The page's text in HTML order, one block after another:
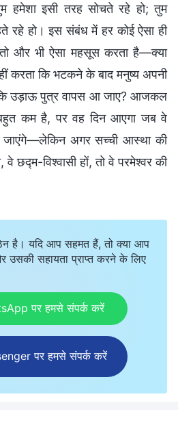
हमेशा इसी तरह सोचते रहे हो; तुम
रहे हो। इस संबंध में हर कोई ऐसा ही
और भी ऐसा महसूस करता है—क्या
करता कि भटकने के बाद मनुष्य अपनी
कि उड़ाऊ पुत्र वापस आ जाए? आजकल
कम है, पर वह दिन आएगा जब वे
जाएंगे—लेकिन अगर सच्ची आस्था की
छद्म-विश्वासी हों, तो वे परमेश्वर की
है। यदि आप सहमत हैं, तो क्या आप
उसकी सहायता प्राप्त करने के लिए
पर हमसे संपर्क करें
पर हमसे संपर्क करें